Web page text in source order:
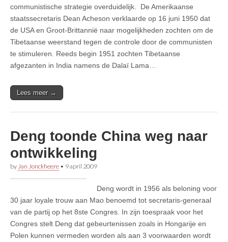
communistische strategie overduidelijk. De Amerikaanse
staatssecretaris Dean Acheson verklaarde op 16 juni 1950 dat
de USA en Groot-Brittannië naar mogelijkheden zochten om de
Tibetaanse weerstand tegen de controle door de communisten
te stimuleren. Reeds begin 1951 zochten Tibetaanse
afgezanten in India namens de Dalaï Lama…
Lees meer →
Deng toonde China weg naar
ontwikkeling
by Jan Jonckheere • 9 april 2009
Deng wordt in 1956 als beloning voor
30 jaar loyale trouw aan Mao benoemd tot secretaris-generaal
van de partij op het 8ste Congres. In zijn toespraak voor het
Congres stelt Deng dat gebeurtenissen zoals in Hongarije en
Polen kunnen vermeden worden als aan 3 voorwaarden wordt